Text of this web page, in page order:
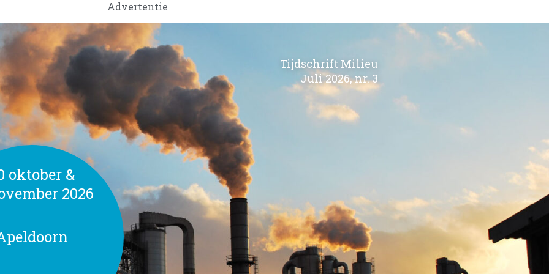
Advertentie
oktober &
2026
Tijdschrift Milieu
Juli 2026, nr. 3